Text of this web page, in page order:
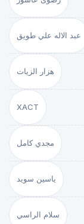
عبد الاله علي طويق
هزار الزيات
XACT
مجدي كامل
ياسين سويد
سلام الراسي